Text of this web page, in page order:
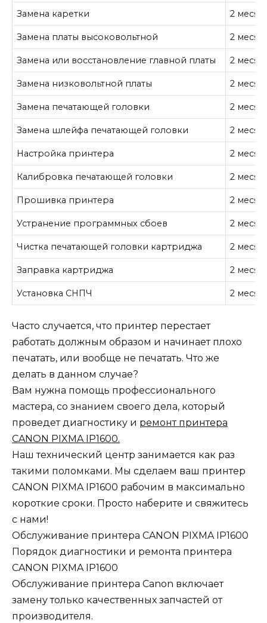
Замена каретки 2
Замена платы высоковольтной 2
Замена или восстановление главной платы 2
Замена низковольтной платы 2
Замена печатающей головки 2
Замена шлейфа печатающей головки 2
Настройка принтера 2
Калибровка печатающей головки 2
Прошивка принтера 2
Устранение программных сбоев 2
Чистка печатающей головки картриджа 2
Заправка картриджа 2
Установка СНПЧ 2
Часто случается, что принтер перестает
работать должным образом и начинает плохо
печатать, или вообще не печатать. Что же
делать в данном случае?
Вам нужна помощь профессионального
мастера, со знанием своего дела, который
проведет диагностику и ремонт принтера
CANON PIXMA IP1600.
Наш технический центр занимается как раз
такими поломками. Мы сделаем ваш принтер
CANON PIXMA IP1600 рабочим в максимально
короткие сроки. Просто наберите и свяжитесь
с нами!
Обслуживание принтера CANON PIXMA IP1600
Порядок диагностики и ремонта принтера
CANON PIXMA IP1600
Обслуживание принтера Canon включает
замену только качественных запчастей от
производителя.